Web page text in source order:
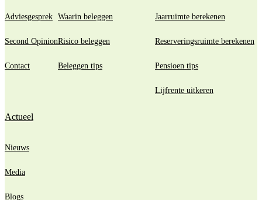
Adviesgesprek
Second Opinion
Contact
Waarin beleggen
Risico beleggen
Beleggen tips
Jaarruimte berekenen
Reserveringsruimte berekenen
Pensioen tips
Lijfrente uitkeren
Actueel
Nieuws
Media
Blogs